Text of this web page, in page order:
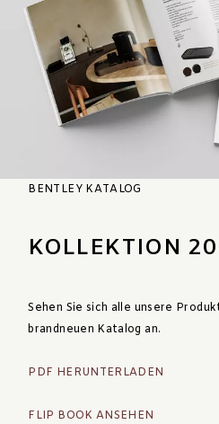
BENTLEY KATALOG
KOLLEKTION
Sehen Sie sich alle unsere
brandneuen Katalog an.
PDF HERUNTERLADEN
FLIP BOOK ANSEHEN